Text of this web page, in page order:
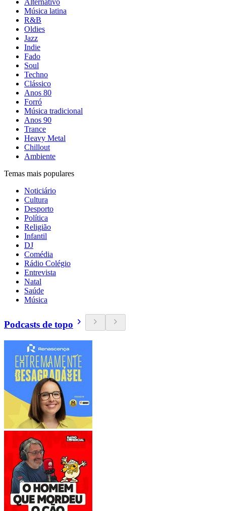
Alternativo
Música latina
R&B
Oldies
Jazz
Indie
Fado
Soul
Techno
Clássico
Anos 80
Forró
Música tradicional
Anos 90
Trance
Heavy Metal
Chillout
Ambiente
Temas mais populares
Noticiário
Cultura
Desporto
Política
Religião
Infantil
DJ
Comédia
Rádio Colégio
Entrevista
Natal
Saúde
Música
Podcasts de topo